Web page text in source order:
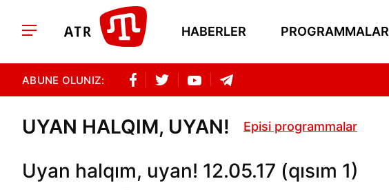
HABERLER PROGRAMMALAR
ABUNE OLUNIZ:
UYAN HALQIM, UYAN! Episi programmalar
Uyan halqım, uyan! 12.05.17 (qısım 1)